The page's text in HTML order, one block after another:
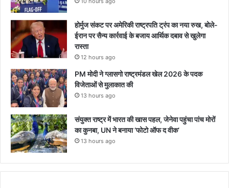
होर्मुज संकट पर अमेरिकी राष्ट्रपति ट्रंप का नया रुख, बोले-
ईरान पर सैन्य कार्रवाई के बजाय आर्थिक दबाव से खुलेगा
रास्ता
12 hours ago
PM मोदी ने ग्लासगो राष्ट्रमंडल खेल 2026 के पदक
विजेताओं से मुलाकात की
13 hours ago
संयुक्त राष्ट्र में भारत की खास पहल, जेनेवा पहुंचा पांच मोरों
का कुनबा, UN ने बनाया ‘फोटो ऑफ द वीक’
13 hours ago